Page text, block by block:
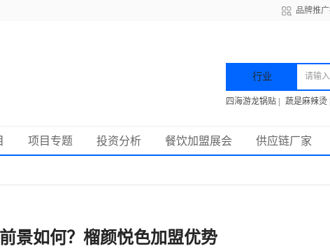
品牌推
行业
四海游龙锅贴 蔬是麻辣烫
项目专题 投资分析 餐饮加盟展会 供应链厂家
景如何？榴颜悦色加盟优势